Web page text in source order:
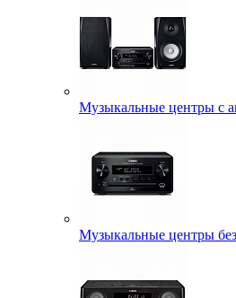
Музыкальные центры с
Музыкальные центры